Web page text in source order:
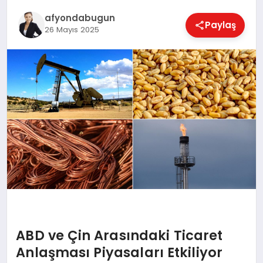
SAĞLIK
SIYASET
SPOR
YAŞAM
afyondabugun
26 Mayıs 2025 Paylaş
ABD ve Çin Arasındaki Ticaret
Anlaşması Piyasaları Etkiliyor